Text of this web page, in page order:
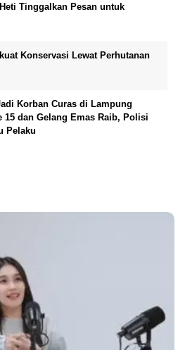
Tinggalkan Pesan untuk
Konservasi Lewat Perhutanan
Korban Curas di Lampung
15 dan Gelang Emas Raib, Polisi
Pelaku